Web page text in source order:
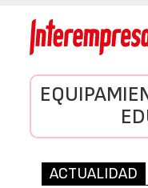
ACTUALIDAD